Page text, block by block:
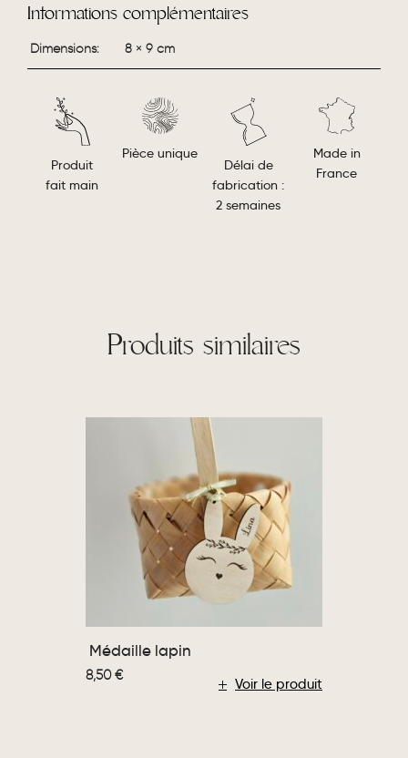
Informations complémentaires
Dimensions 8 × 9 cm
Produit
fait main
Pièce unique
Délai de
fabrication :
2 semaines
Made in
France
Produits similaires
Voir le produit
Médaille lapin
8,50€